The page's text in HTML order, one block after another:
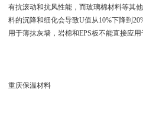
有抗滚动和抗风性能，而玻璃棉材料等其
料的沉降和细化会导致U值从10%下降到
用于薄抹灰墙，岩棉和EPS板不能直接应用
重庆保温材料